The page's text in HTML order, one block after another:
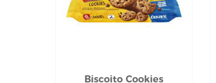
Biscoito Cookies